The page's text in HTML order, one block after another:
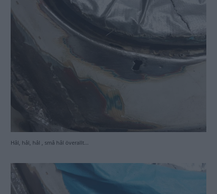
Hål, hål, hål , små hål överallt...